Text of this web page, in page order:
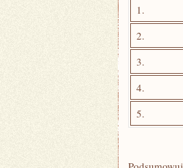
1.
2.
3.
4.
5.